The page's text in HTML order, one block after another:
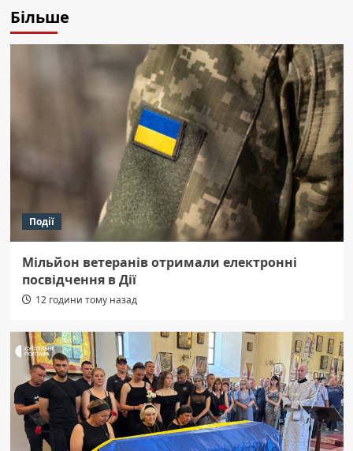
Більше
Події
Мільйон ветеранів отримали електронні
посвідчення в Дії
12 години тому назад